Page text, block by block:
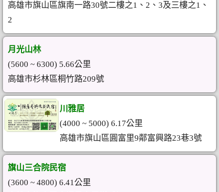
高雄市旗山區旗南一路30號二樓之1、2、3及三樓之1、
2
月光山林
(5600 ~ 6300) 5.66公里
高雄市杉林區桐竹路209號
川雅居
(4000 ~ 5000) 6.17公里
高雄市旗山區圓富里9鄰富興路23巷3號
旗山三合院民宿
(3600 ~ 4800) 6.41公里